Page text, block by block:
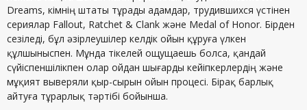
Dreams, кімнің штаты тұрады адамдар, трудившихся үстінен
сериялар Fallout, Ratchet & Clank және Medal of Honor. Бірден
сезіледі, бұл әзірлеушілер келдік ойын құруға үлкен
құлшыныспен. Мұнда тікелей ощущаешь болса, қандай
сүйіспеншілікпен олар ойдан шығарды кейіпкерлердің және
мұқият выверяли қыр-сырын ойын процесі. Бірақ барлық
айтуға тұрарлық тәртібі бойынша.